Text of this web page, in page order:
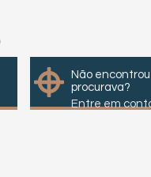
Não
procurava?
Entre em